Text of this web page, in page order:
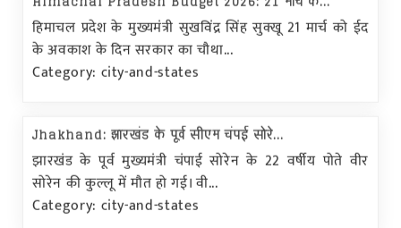
हिमाचल प्रदेश के मुख्यमंत्री सुखविंद्र सिंह सुक्खू 21 मार्च को ईद
के अवकाश के दिन सरकार का चौथा...
Category: city-and-states
Jhakhand: झारखंड के पूर्व सीएम चंपई सोरे...
झारखंड के पूर्व मुख्यमंत्री चंपाई सोरेन के 22 वर्षीय पोते वीर
सोरेन की कुल्लू में मौत हो गई। वी...
Category: city-and-states